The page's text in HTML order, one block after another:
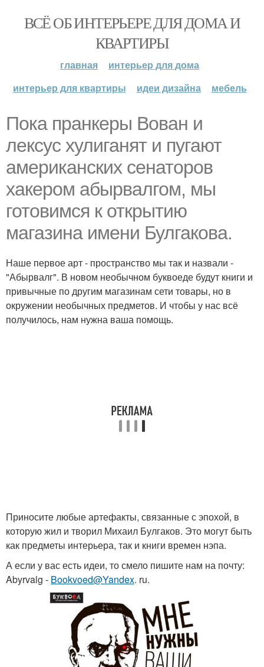
ВСЁ ОБ ИНТЕРЬЕРЕ ДЛЯ ДОМА И
КВАРТИРЫ
главная
интерьер для дома
интерьер для квартиры
идеи дизайна мебель
Пока пранкеры Вован и
лексус хулиганят и пугают
американских сенаторов
хакером абырвалгом, мы
готовимся к открытию
магазина имени Булгакова.
Наше первое арт - пространство мы так и назвали -
"Абырвалг". В новом необычном буквоеде будут книги и
привычные по другим магазинам сети товары, но в
окружении необычных предметов. И чтобы у нас всё
получилось, нам нужна ваша помощь.
Приносите любые артефакты, связанные с эпохой, в
которую жил и творил Михаил Булгаков. Это могут быть
как предметы интерьера, так и книги времен нэпа.
А если у вас есть идеи, то смело пишите нам на почту:
Abyrvalg - Bookvoed@Yandex. ru.